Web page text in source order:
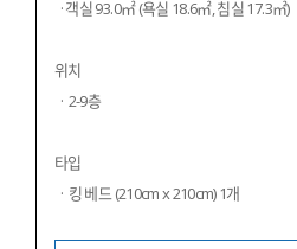
  · 객실 93.0㎡ (욕실 18.6㎡, 침실 17.3㎡)
위치
  ·  2-9층
타입
  ·  킹 베드 (210cm x 210cm) 1개